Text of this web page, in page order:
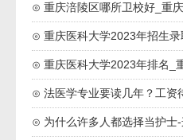
⊙ 重庆涪陵区哪所卫校好_重
⊙ 重庆医科大学2023年招生录
⊙ 重庆医科大学2023年排名_
⊙ 法医学专业要读几年？工资
⊙ 为什么许多人都选择当护士